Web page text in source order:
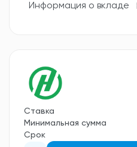
Информация о вкладе
Ставка
Минимальная сумма
Срок